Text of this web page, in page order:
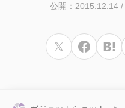
公開：2015.12.14 /